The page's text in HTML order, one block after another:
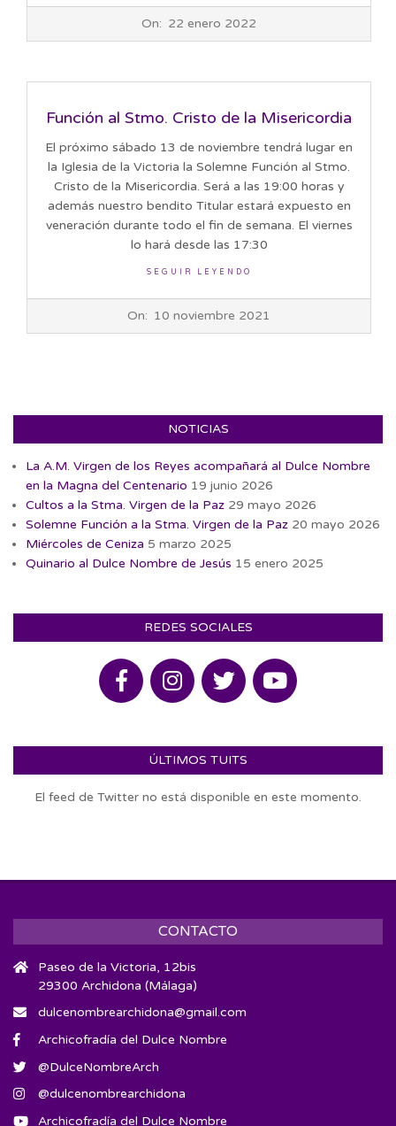
On: 22 enero 2022
Función al Stmo. Cristo de la Misericordia
El próximo sábado 13 de noviembre tendrá lugar en
la Iglesia de la Victoria la Solemne Función al Stmo.
Cristo de la Misericordia. Será a las 19:00 horas y
además nuestro bendito Titular estará expuesto en
veneración durante todo el fin de semana. El viernes
lo hará desde las 17:30
SEGUIR LEYENDO
On: 10 noviembre 2021
NOTICIAS
La A.M. Virgen de los Reyes acompañará al Dulce Nombre
en la Magna del Centenario 19 junio 2026
Cultos a la Stma. Virgen de la Paz 29 mayo 2026
Solemne Función a la Stma. Virgen de la Paz 20 mayo 2026
Miércoles de Ceniza 5 marzo 2025
Quinario al Dulce Nombre de Jesús 15 enero 2025
REDES SOCIALES
ÚLTIMOS TUITS
El feed de Twitter no está disponible en este momento.
CONTACTO
Paseo de la Victoria, 12bis
29300 Archidona (Málaga)
dulcenombrearchidona@gmail.com
Archicofradía del Dulce Nombre
@DulceNombreArch
@dulcenombrearchidona
Archicofradía del Dulce Nombre